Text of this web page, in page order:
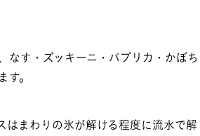
なす・ズッキーニ・パプリカ・かぼち
す。
はまわりの氷が解ける程度に流水で解